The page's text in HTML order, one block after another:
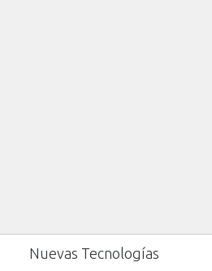
Nuevas Tecnologías